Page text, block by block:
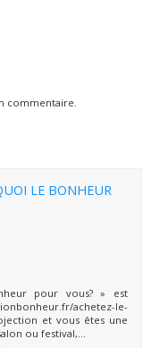
commentaire.
LE BONHEUR
pour vous? » est
achetez-le-
et vous êtes une
ou festival,...